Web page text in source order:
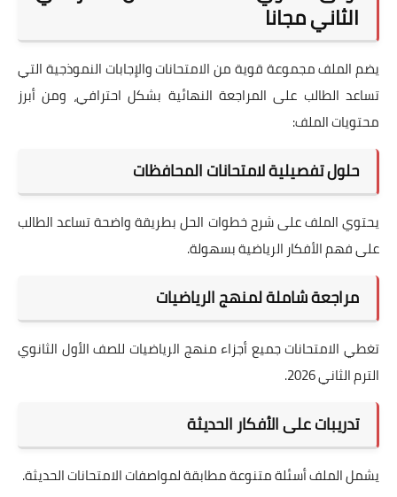
الثاني مجانا
يضم الملف مجموعة قوية من الامتحانات والإجابات النموذجية التي
تساعد الطالب على المراجعة النهائية بشكل احترافي، ومن أبرز
محتويات الملف:
حلول تفصيلية لامتحانات المحافظات
يحتوي الملف على شرح خطوات الحل بطريقة واضحة تساعد الطالب
على فهم الأفكار الرياضية بسهولة.
مراجعة شاملة لمنهج الرياضيات
تغطي الامتحانات جميع أجزاء منهج الرياضيات للصف الأول الثانوي
الترم الثاني 2026.
تدريبات على الأفكار الحديثة
يشمل الملف أسئلة متنوعة مطابقة لمواصفات الامتحانات الحديثة.